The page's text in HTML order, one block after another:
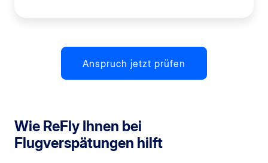
Anspruch jetzt prüfen
Wie ReFly Ihnen bei
Flugverspätungen hilft